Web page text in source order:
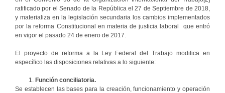
ratificado por el Senado de la República el 27 de Septiembre de 2018,
y materializa en la legislación secundaria los cambios implementados
por la reforma Constitucional en materia de justicia laboral que entró
en vigor el pasado 24 de enero de 2017.
El proyecto de reforma a la Ley Federal del Trabajo modifica en
específico las disposiciones relativas a lo siguiente:
Función conciliatoria.
Se establecen las bases para la creación, funcionamiento y operación